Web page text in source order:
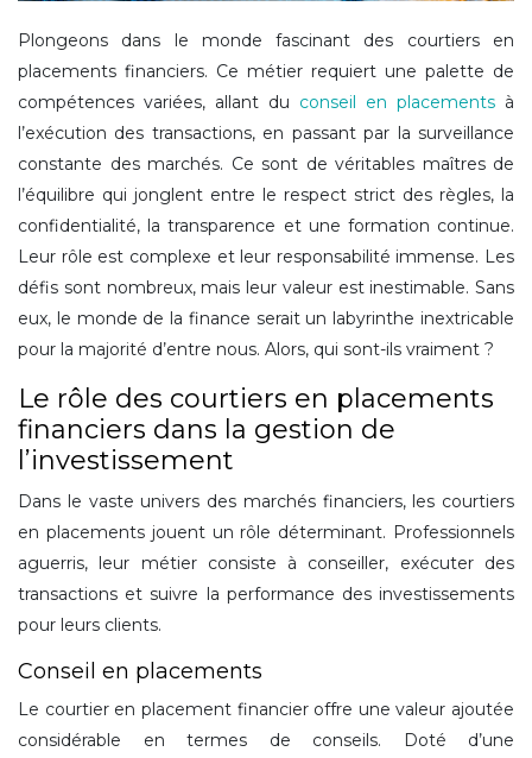
Plongeons dans le monde fascinant des courtiers en
placements financiers. Ce métier requiert une palette de
compétences variées, allant du conseil en placements à
l’exécution des transactions, en passant par la surveillance
constante des marchés. Ce sont de véritables maîtres de
l’équilibre qui jonglent entre le respect strict des règles, la
confidentialité, la transparence et une formation continue.
Leur rôle est complexe et leur responsabilité immense. Les
défis sont nombreux, mais leur valeur est inestimable. Sans
eux, le monde de la finance serait un labyrinthe inextricable
pour la majorité d’entre nous. Alors, qui sont-ils vraiment ?
Le rôle des courtiers en placements
financiers dans la gestion de
l’investissement
Dans le vaste univers des marchés financiers, les courtiers
en placements jouent un rôle déterminant. Professionnels
aguerris, leur métier consiste à conseiller, exécuter des
transactions et suivre la performance des investissements
pour leurs clients.
Conseil en placements
Le courtier en placement financier offre une valeur ajoutée
considérable en termes de conseils. Doté d’une